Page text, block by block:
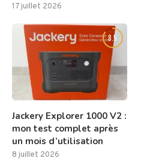
17 juillet 2026
8.5
Jackery Explorer 1000 V2 :
mon test complet après
un mois d’utilisation
8 juillet 2026